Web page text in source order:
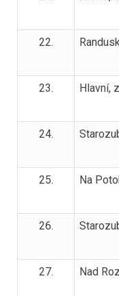
22.
23. Hlavní,
24.
25. Na
26.
27. Nad